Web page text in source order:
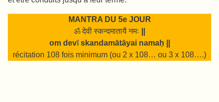
MANTRA DU 5e JOUR
ॐ देवी स्कन्दमातायै नमः
om devīskandamātāyai namaḥ ||
récitation 108 fois minimum (ou 2 x 108… ou 3 x 108….)